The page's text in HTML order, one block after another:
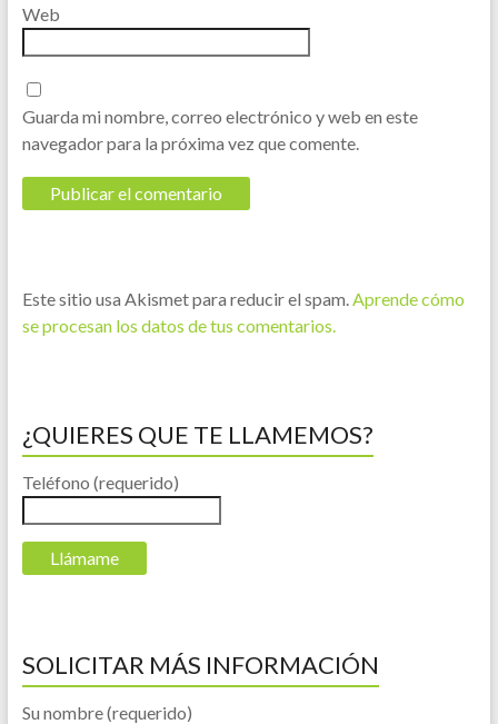
Web
Guarda mi nombre, correo electrónico y web en este
navegador para la próxima vez que comente.
Este sitio usa Akismet para reducir el spam.Aprende cómo
se procesan los datos de tus comentarios.
¿QUIERES QUE TE LLAMEMOS?
Teléfono (requerido)
SOLICITAR MÁS INFORMACIÓN
Su nombre (requerido)